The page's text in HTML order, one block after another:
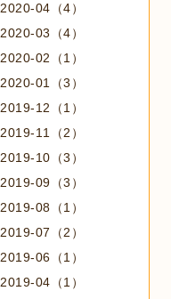
2020-04（4）
2020-03（4）
2020-02（1）
2020-01（3）
2019-12（1）
2019-11（2）
2019-10（3）
2019-09（3）
2019-08（1）
2019-07（2）
2019-06（1）
2019-04（1）